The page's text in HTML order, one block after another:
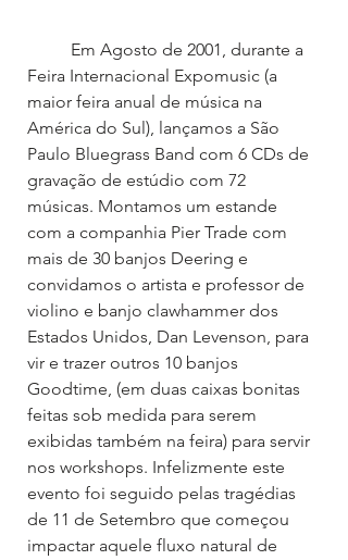
Feira Internacional Expomusic (a
maior feira anual de música na
América do Sul), lançamos a São
Paulo Bluegrass Band com 6 CDs de
gravação de estúdio com 72
músicas. Montamos um estande
com a companhia Pier Trade com
mais de 30 banjos Deering e
convidamos o artista e professor de
violino e banjo clawhammer dos
Estados Unidos, Dan Levenson, para
vir e trazer outros 10 banjos
Goodtime, (em duas caixas bonitas
feitas sob medida para serem
exibidas também na feira) para servir
nos workshops. Infelizmente este
evento foi seguido pelas tragédias
de 11 de Setembro que começou
impactar aquele fluxo natural de